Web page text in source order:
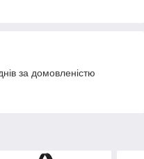
за домовленістю